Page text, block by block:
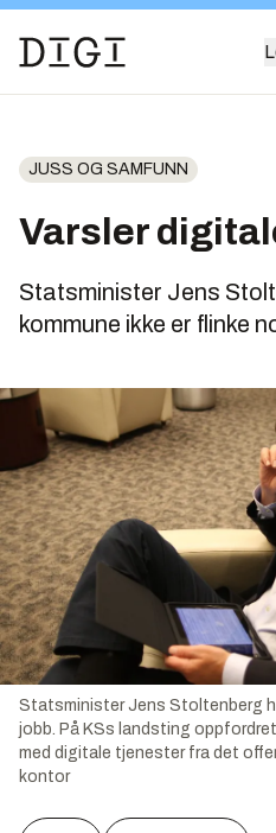
JUSS OG SAMFUNN
Varsler
Statsminister Jens
kommune ikke er flinke
Statsminister Jens Stoltenberg
jobb. På KSs landsting
med digitale tjenester fra det
kontor